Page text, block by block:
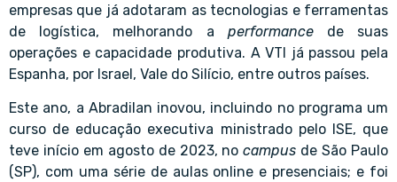
empresas que já adotaram as tecnologias e ferramentas
de logística, melhorando a performance de suas
operações e capacidade produtiva. A VTI já passou pela
Espanha, por Israel, Vale do Silício, entre outros países.
Este ano, a Abradilan inovou, incluindo no programa um
curso de educação executiva ministrado pelo ISE, que
teve início em agosto de 2023, nocampus de São Paulo
(SP), com uma série de aulas online e presenciais; e foi